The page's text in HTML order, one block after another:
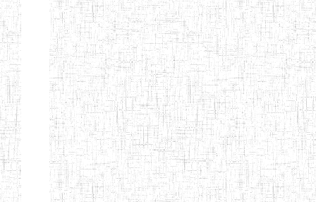
Chercher:
Effacer les filtres
Denomination
Type